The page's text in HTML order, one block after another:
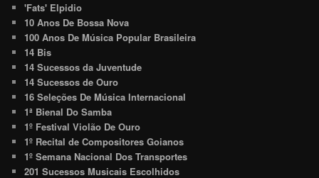
'Fats' Elpidio
10 Anos De Bossa Nova
100 Anos De Música Popular Brasileira
14 Bis
14 Sucessos da Juventude
14 Sucessos de Ouro
16 Seleções De Música Internacional
1ª Bienal Do Samba
1º Festival Violão De Ouro
1º Recital de Compositores Goianos
1º Semana Nacional Dos Transportes
201 Sucessos Musicais Escolhidos